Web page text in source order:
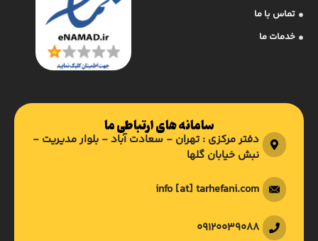
تماس با ما
خدمات ما
سامانه های ارتباطی ما
دفتر مرکزی : تهران - سعادت آباد - بلوار مدیریت -
نبش خیابان گلها
info [at] tarhefani.com
09120039088